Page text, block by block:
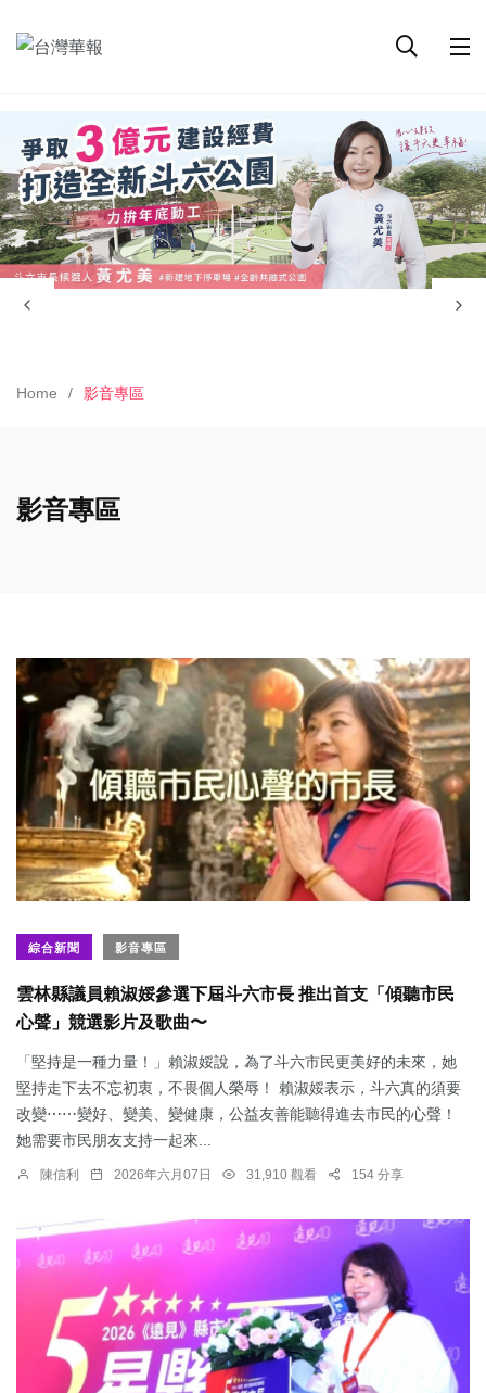
Home 影音專區
影音專區
綜合新聞 影音專區
雲林縣議員賴淑娞參選下屆斗六市長 推出首支「傾聽市民
心聲」競選影片及歌曲〜
「堅持是一種力量！」賴淑娞說，為了斗六市民更美好的未來，她
堅持走下去不忘初衷，不畏個人榮辱！ 賴淑娞表示，斗六真的須要
改變⋯⋯變好、變美、變健康，公益友善能聽得進去市民的心聲！
她需要市民朋友支持一起來...
陳信利 2026年六月07日 31,910 觀看 154 分享